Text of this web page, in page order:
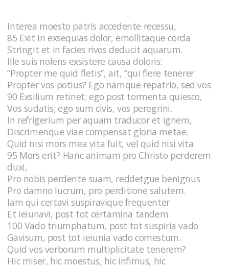
Interea moesto patris accedente recessu,
85 Exit in exsequias dolor, emollitaque corda
Stringit et in facies rivos deducit aquarum.
Ille suis nolens exsistere causa doloris:
“Propter me quid fletis”, ait, “qui flere tenerer
Propter vos potius? Ego namque repatrio, sed vos
90 Exsilium retinet; ego post tormenta quiesco,
Vos sudatis; ego sum civis, vos peregrini.
In refrigerium per aquam traducor et ignem,
Discrimenque viae compensat gloria metae.
Quid nisi mors mea vita fuit, vel quid nisi vita
95 Mors erit? Hanc animam pro Christo perderem
duxi,
Pro nobis perdente suam, reddetgue benignus
Pro damno lucrum, pro perditione salutem.
Iam qui certavi suspiravique frequenter
Et ieiunavi, post tot certamina tandem
100 Vado triumphatum, post tot suspiria vado
Gavisum, post tot ieiunia vado comestum.
Quid vos verborum multiplicitate tenerem?
Hic miser, hic moestus, hic infimus, hic